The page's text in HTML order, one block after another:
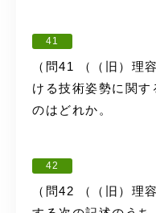
41
（問41 （（旧）理
ける技術姿勢に関す
のはどれか。
42
（問42 （（旧）理